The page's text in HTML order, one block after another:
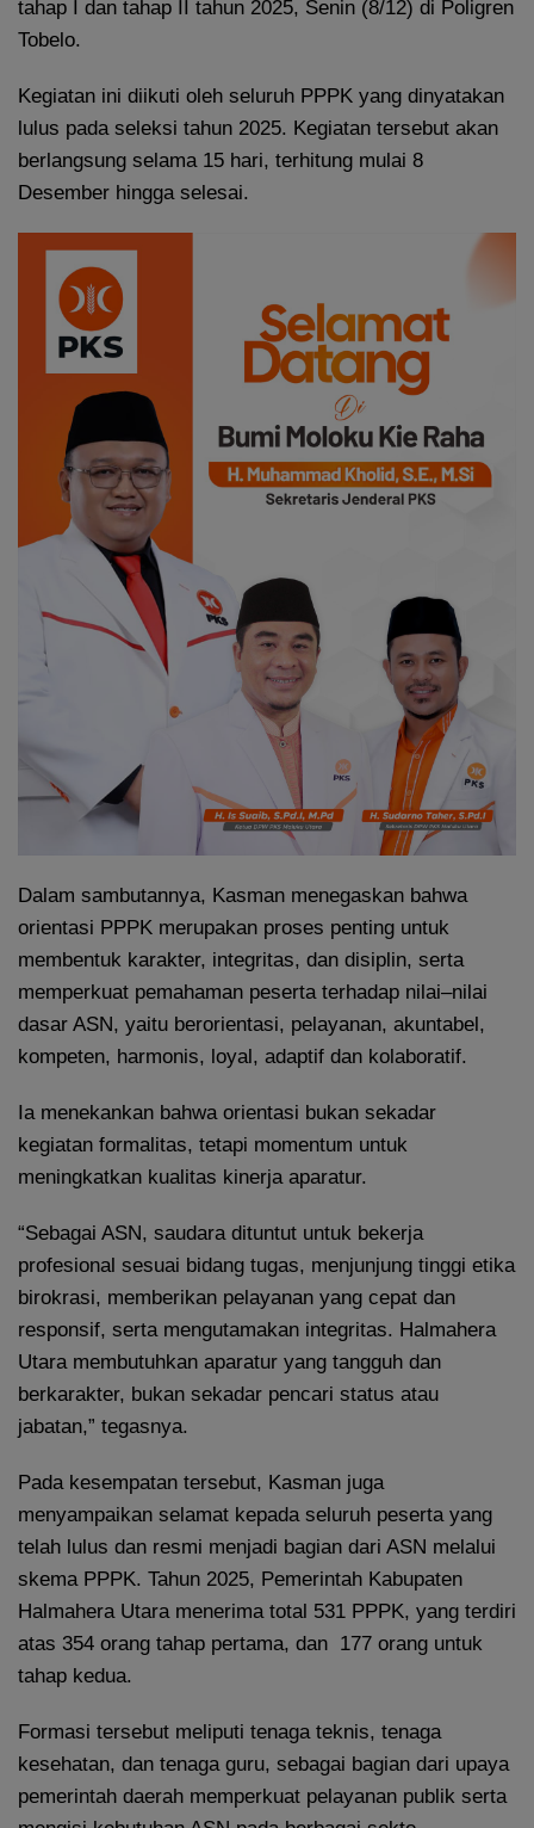
tahap I dan tahap II tahun 2025, Senin (8/12) di Poligren
Tobelo.
Kegiatan ini diikuti oleh seluruh PPPK yang dinyatakan
lulus pada seleksi tahun 2025. Kegiatan tersebut akan
berlangsung selama 15 hari, terhitung mulai 8
Desember hingga selesai.
Dalam sambutannya, Kasman menegaskan bahwa
orientasi PPPK merupakan proses penting untuk
membentuk karakter, integritas, dan disiplin, serta
memperkuat pemahaman peserta terhadap nilai–nilai
dasar ASN, yaitu berorientasi, pelayanan, akuntabel,
kompeten, harmonis, loyal, adaptif dan kolaboratif.
Ia menekankan bahwa orientasi bukan sekadar
kegiatan formalitas, tetapi momentum untuk
meningkatkan kualitas kinerja aparatur.
“Sebagai ASN, saudara dituntut untuk bekerja
profesional sesuai bidang tugas, menjunjung tinggi etika
birokrasi, memberikan pelayanan yang cepat dan
responsif, serta mengutamakan integritas. Halmahera
Utara membutuhkan aparatur yang tangguh dan
berkarakter, bukan sekadar pencari status atau
jabatan,” tegasnya.
Pada kesempatan tersebut, Kasman juga
menyampaikan selamat kepada seluruh peserta yang
telah lulus dan resmi menjadi bagian dari ASN melalui
skema PPPK. Tahun 2025, Pemerintah Kabupaten
Halmahera Utara menerima total 531 PPPK, yang terdiri
atas 354 orang tahap pertama, dan 177 orang untuk
tahap kedua.
Formasi tersebut meliputi tenaga teknis, tenaga
kesehatan, dan tenaga guru, sebagai bagian dari upaya
pemerintah daerah memperkuat pelayanan publik serta